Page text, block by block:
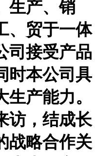
生产、销
、贸于一体
司接受产品
时本公司具
产能力。
访，结成长
战略合作关